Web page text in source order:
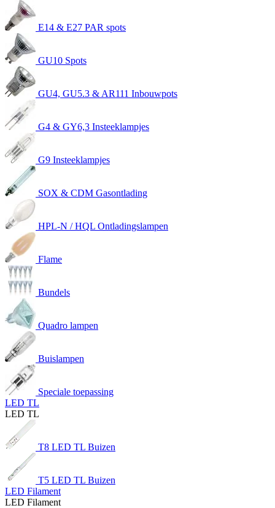
E14 & E27 PAR spots
GU10 Spots
GU4, GU5.3 & AR111 Inbouwpots
G4 & GY6,3 Insteeklampjes
G9 Insteeklampjes
SOX & CDM Gasontlading
HPL-N / HQL Ontladingslampen
Flame
Bundels
Quadro lampen
Buislampen
Speciale toepassing
LED TL
LED TL
T8 LED TL Buizen
T5 LED TL Buizen
LED Filament
LED Filament